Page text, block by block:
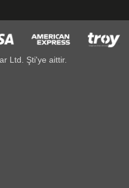
Ltd. Şti'ye aittir.